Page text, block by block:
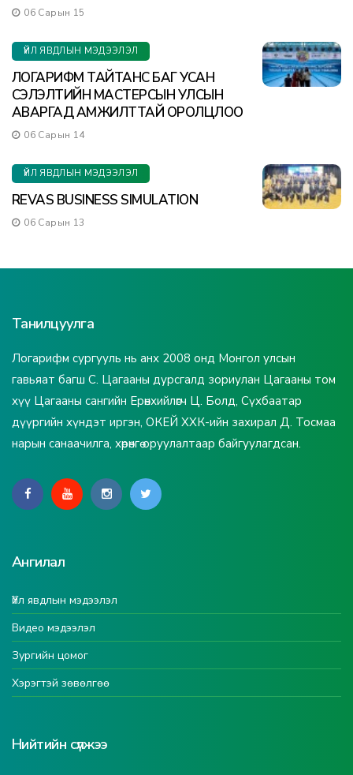
06 Сарын 15
ҮЙЛ ЯВДЛЫН МЭДЭЭЛЭЛ
ЛОГАРИФМ ТАЙТАНС БАГ УСАН
СЭЛЭЛТИЙН МАСТЕРСЫН УЛСЫН
АВАРГАД АМЖИЛТТАЙ ОРОЛЦЛОО
06 Сарын 14
ҮЙЛ ЯВДЛЫН МЭДЭЭЛЭЛ
REVAS BUSINESS SIMULATION
06 Сарын 13
Танилцуулга
Логарифм сургууль нь анх 2008 онд Монгол улсын
гавьяат багш С. Цагааны дурсгалд зориулан Цагааны том
хүү Цагааны сангийн Ерөнхийлөгч Ц. Болд, Сүхбаатар
дүүргийн хүндэт иргэн, ОКЕЙ ХХК-ийн захирал Д. Тосмаа
нарын санаачилга, хөрөнгө оруулалтаар байгуулагдсан.
Ангилал
Үйл явдлын мэдээлэл
Видео мэдээлэл
Зургийн цомог
Хэрэгтэй зөвөлгөө
Нийтийн сүлжээ